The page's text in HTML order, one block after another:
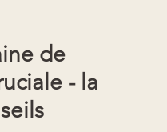
de
- la